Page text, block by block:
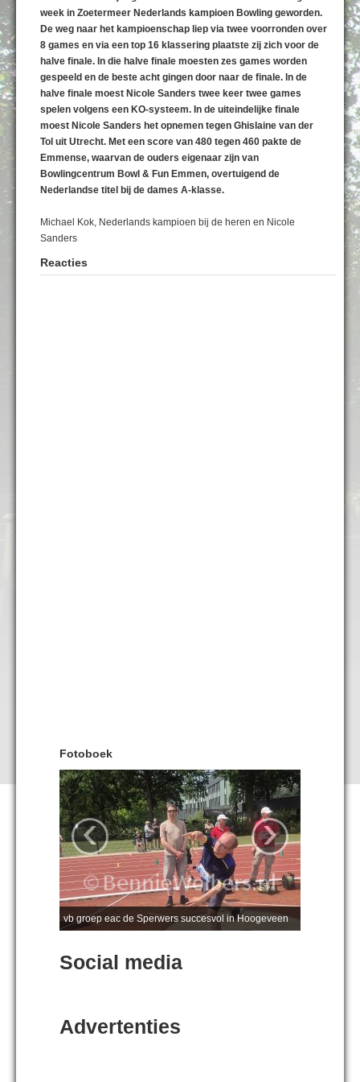
week in Zoetermeer Nederlands kampioen Bowling geworden.
De weg naar het kampioenschap liep via twee voorronden over
8 games en via een top 16 klassering plaatste zij zich voor de
halve finale. In die halve finale moesten zes games worden
gespeeld en de beste acht gingen door naar de finale. In de
halve finale moest Nicole Sanders twee keer twee games
spelen volgens een KO-systeem. In de uiteindelijke finale
moest Nicole Sanders het opnemen tegen Ghislaine van der
Tol uit Utrecht. Met een score van 480 tegen 460 pakte de
Emmense, waarvan de ouders eigenaar zijn van
Bowlingcentrum Bowl & Fun Emmen, overtuigend de
Nederlandse titel bij de dames A-klasse.
Michael Kok, Nederlands kampioen bij de heren en Nicole
Sanders
Reacties
Fotoboek
vb groep eac de Sperwers succesvol in Hoogeveen
‹ ›
Social media
Advertenties